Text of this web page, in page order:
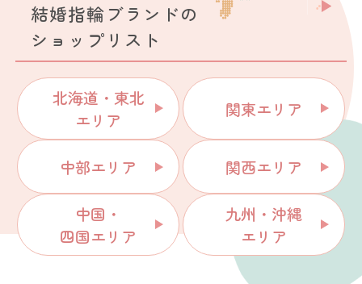
結婚指輪ブランドの
ショップリスト
北海道・東北
エリア
関東エリア
中部エリア 関西エリア
中国・
四国エリア
九州・沖縄
エリア